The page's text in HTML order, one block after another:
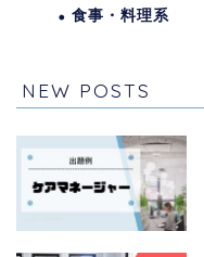
食事・料理系
NEW POSTS